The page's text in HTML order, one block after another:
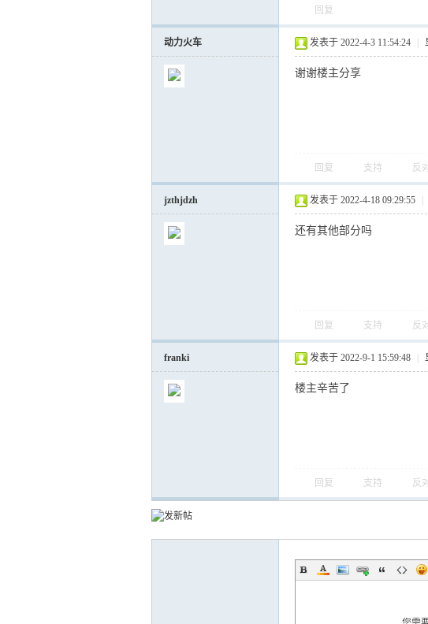
回复
动力火车 发表于 2022-4-3 11:54:24
谢谢楼主分享
回复 支持 反
jzthjdzh 发表于 2022-4-18 09:29:55
还有其他部分吗
回复 支持 反
franki 发表于 2022-9-1 15:59:48
楼主辛苦了
回复 支持 反